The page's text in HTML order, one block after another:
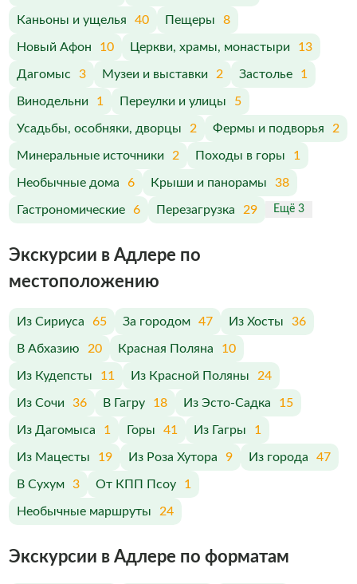
Каньоны и ущелья 40 Пещеры 8
Новый Афон 10 Церкви, храмы, монастыри 13
Дагомыс 3 Музеи и выставки 2 Застолье 1
Винодельни 1 Переулки и улицы 5
Усадьбы, особняки, дворцы 2 Фермы и подворья 2
Минеральные источники 2 Походы в горы 1
Необычные дома 6 Крыши и панорамы 38
Гастрономические 6 Перезагрузка 29 Ещё 3
Экскурсии в Адлере по
меcтоположению
Из Сириуса 65 За городом 47 Из Хосты 36
В Абхазию 20 Красная Поляна 10
Из Кудепсты 11 Из Красной Поляны 24
Из Сочи 36 В Гагру 18 Из Эсто-Садка 15
Из Дагомыса 1 Горы 41 Из Гагры 1
Из Мацесты 19 Из Роза Хутора 9 Из города 47
В Сухум 3 От КПП Псоу 1
Необычные маршруты 24
Экскурсии в Адлере по форматам